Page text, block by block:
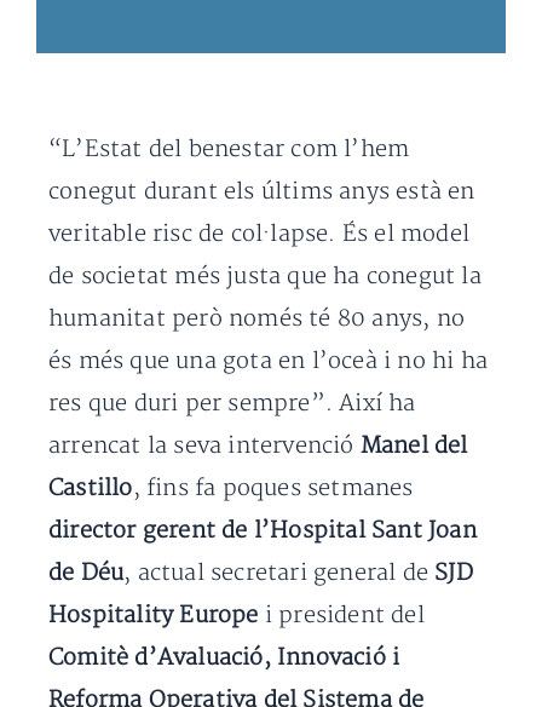
“L’Estat del benestar com l’hem
conegut durant els últims anys està en
veritable risc de col·lapse. És el model
de societat més justa que ha conegut la
humanitat però només té 80 anys, no
és més que una gota en l’oceà i no hi ha
res que duri per sempre”. Així ha
arrencat la seva intervenció Manel del
Castillo, fins fa poques setmanes
director gerent de l’Hospital Sant Joan
de Déu, actual secretari general de SJD
Hospitality Europe i president del
Comitè d’Avaluació, Innovació i
Reforma Operativa del Sistema de